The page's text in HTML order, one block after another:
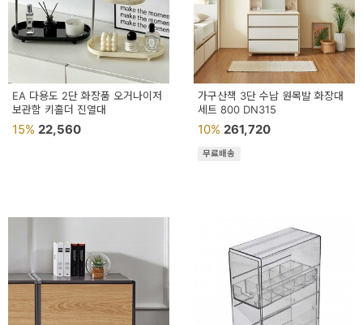
EA 다용도 2단 화장품 오거나이저
보관함 키홀더 진열대
15% 22,560
가구산책 3단 수납 원목발 화장대
세트 800 DN315
10% 261,720
무료배송